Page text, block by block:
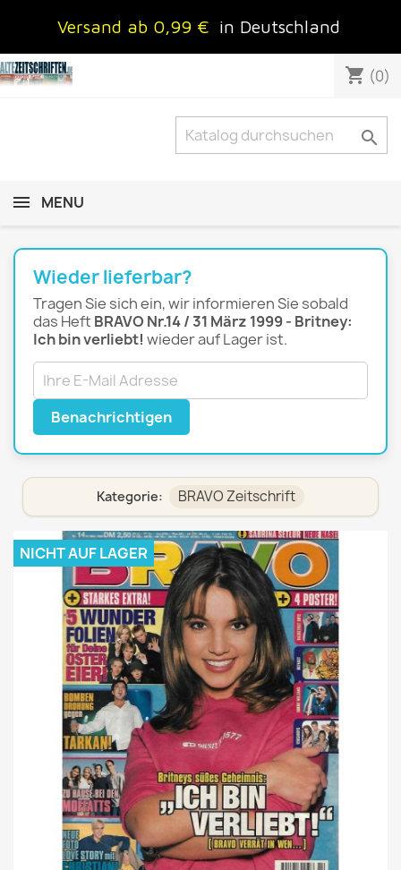
Versand ab 0,99 € in Deutschland
shopping_cart (0)

MENU
Wieder lieferbar?
Tragen Sie sich ein, wir informieren Sie sobald
das Heft BRAVO Nr.14 / 31 März 1999 - Britney:
Ich bin verliebt! wieder auf Lager ist.
Benachrichtigen
Kategorie: BRAVO Zeitschrift
NICHT AUF LAGER